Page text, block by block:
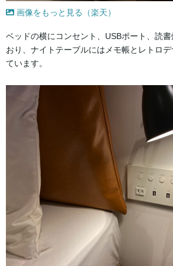
画像をもっと見る（楽天）
ベッドの横にコンセント、USBポート、読
おり、ナイトテーブルにはメモ帳とレトロ
ています。